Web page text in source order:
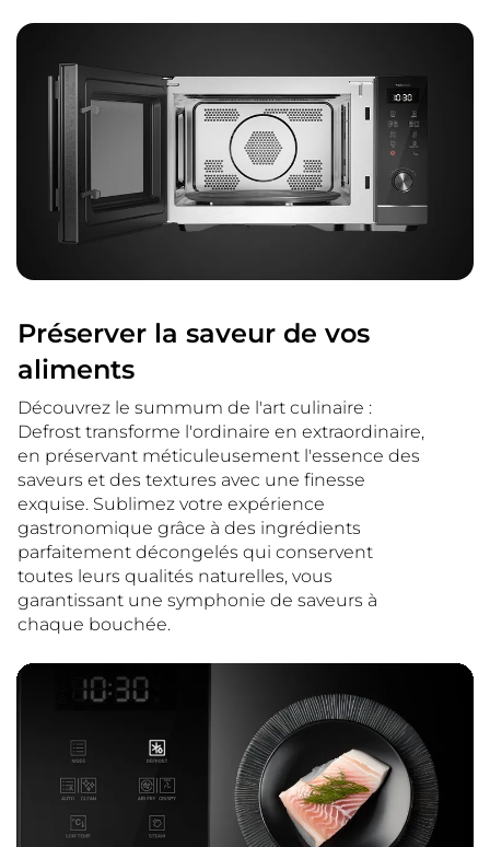
Préserver la saveur de vos
aliments
Découvrez le summum de l'art culinaire :
Defrost transforme l'ordinaire en extraordinaire,
en préservant méticuleusement l'essence des
saveurs et des textures avec une finesse
exquise. Sublimez votre expérience
gastronomique grâce à des ingrédients
parfaitement décongelés qui conservent
toutes leurs qualités naturelles, vous
garantissant une symphonie de saveurs à
chaque bouchée.